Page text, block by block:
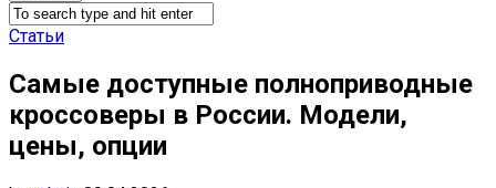
Статьи
Самые доступные полноприводные
кроссоверы в России. Модели,
цены, опции